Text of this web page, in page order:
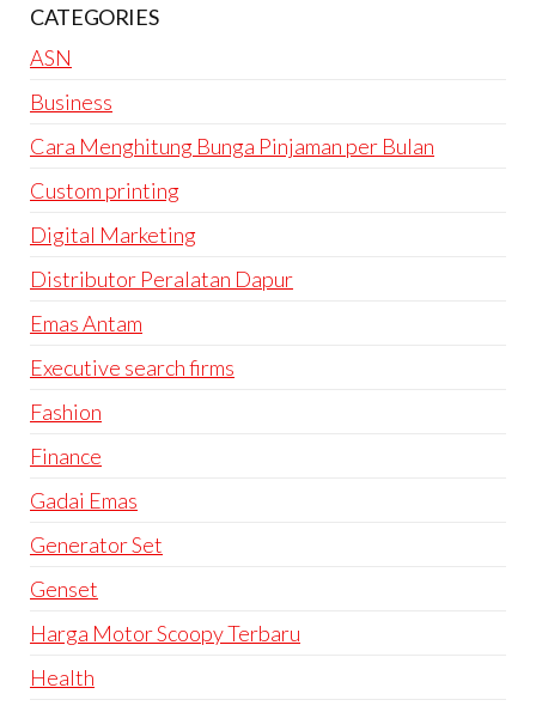
CATEGORIES
ASN
Business
Cara Menghitung Bunga Pinjaman per Bulan
Custom printing
Digital Marketing
Distributor Peralatan Dapur
Emas Antam
Executive search firms
Fashion
Finance
Gadai Emas
Generator Set
Genset
Harga Motor Scoopy Terbaru
Health